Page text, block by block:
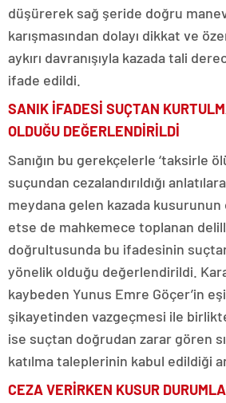
düşürerek sağ şeride doğru
karışmasından dolayı dikkat ve
aykırı davranışıyla kazada tali
ifade edildi.
SANIK İFADESİ SUÇTAN
OLDUĞU DEĞERLENDİRİLDİ
Sanığın bu gerekçelerle ‘taksirle
suçundan cezalandırıldığı
meydana gelen kazada kusurunun
etse de mahkemece toplanan
doğrultusunda bu ifadesinin
yönelik olduğu değerlendirildi.
kaybeden Yunus Emre Göçer’in
şikayetinden vazgeçmesi ile birlikte
ise suçtan doğrudan zarar gören
katılma taleplerinin kabul edildiği
CEZA VERİRKEN KUSUR